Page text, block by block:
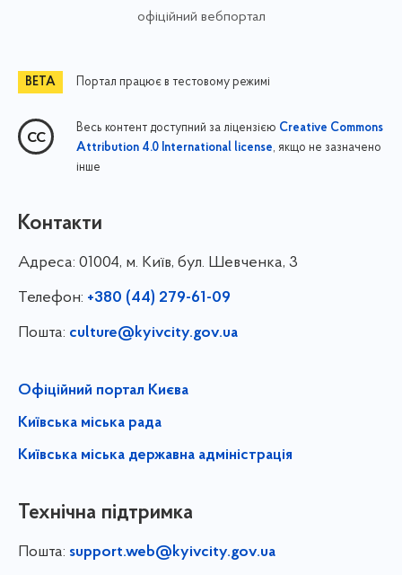
офіційний вебпортал
Портал працює в тестовому режимі
Весь контент доступний за ліцензією Creative Commons
Attribution 4.0 International license, якщо не зазначено
інше
Контакти
Адреса: 01004, м. Київ, бул. Шевченка, 3
Телефон: +380 (44) 279-61-09
Пошта: culture@kyivcity.gov.ua
Офіційний портал Києва
Київська міська рада
Київська міська державна адміністрація
Технічна підтримка
Пошта: support.web@kyivcity.gov.ua